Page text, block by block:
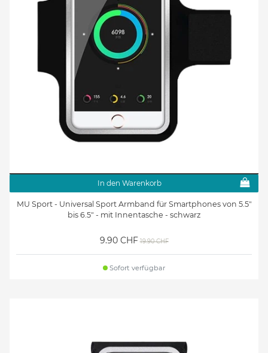
In den Warenkorb
MU Sport - Universal Sport Armband für Smartphones von 5.5"
bis 6.5" - mit Innentasche - schwarz
9.90 CHF 19.90 CHF
Sofort verfügbar